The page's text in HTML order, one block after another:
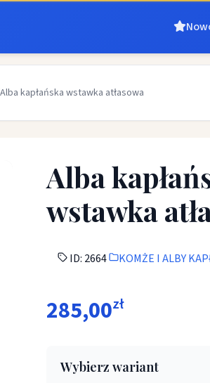
Alba kapłańska wstawka atłasowa
Alba
wstawka
ID: 2664 KOMŻE I ALBY
285,00zł
Wybierz wariant